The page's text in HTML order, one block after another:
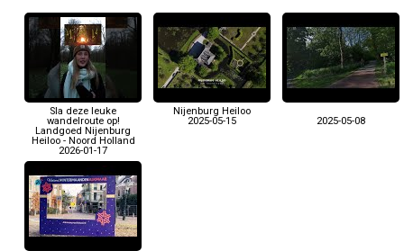
Sla deze leuke
wandelroute op!
Landgoed Nijenburg
Heiloo - Noord Holland
2026-01-17
Nijenburg Heiloo
2025-05-15
2025-05-08